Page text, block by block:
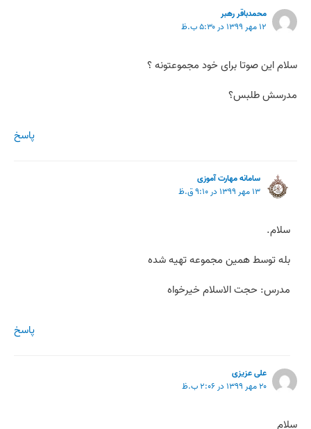
محمدباقر رهبر
۱۲ مهر ۱۳۹۹ در ۵:۳۰ ب.ظ
سلام این صوتا برای خود مجموعتونه ؟
مدرسش طلبس؟
پاسخ
سامانه مهارت آموزی
۱۳ مهر ۱۳۹۹ در ۹:۱۰ ق.ظ
سلام.
بله توسط همین مجموعه تهیه شده
مدرس: حجت الاسلام خیرخواه
پاسخ
علی عزیزی
۲۰ مهر ۱۳۹۹ در ۲:۰۶ ب.ظ
سلام